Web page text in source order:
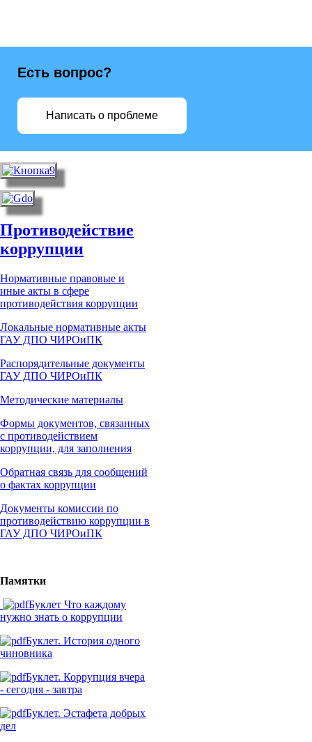
Есть вопрос?
Написать о проблеме
Противодействие
коррупции
Нормативные правовые и
иные акты в сфере
противодействия коррупции
Локальные нормативные акты
ГАУ ДПО ЧИРОиПК
Распорядительные документы
ГАУ ДПО ЧИРОиПК
Методические материалы
Формы документов, связанных
с противодействием
коррупции, для заполнения
Обратная связь для сообщений
о фактах коррупции
Документы комиссии по
противодействию коррупции в
ГАУ ДПО ЧИРОиПК
Памятки
Буклет Что каждому
нужно знать о коррупции
Буклет. История одного
чиновника
Буклет. Коррупция вчера
- сегодня - завтра
Буклет. Эстафета добрых
дел